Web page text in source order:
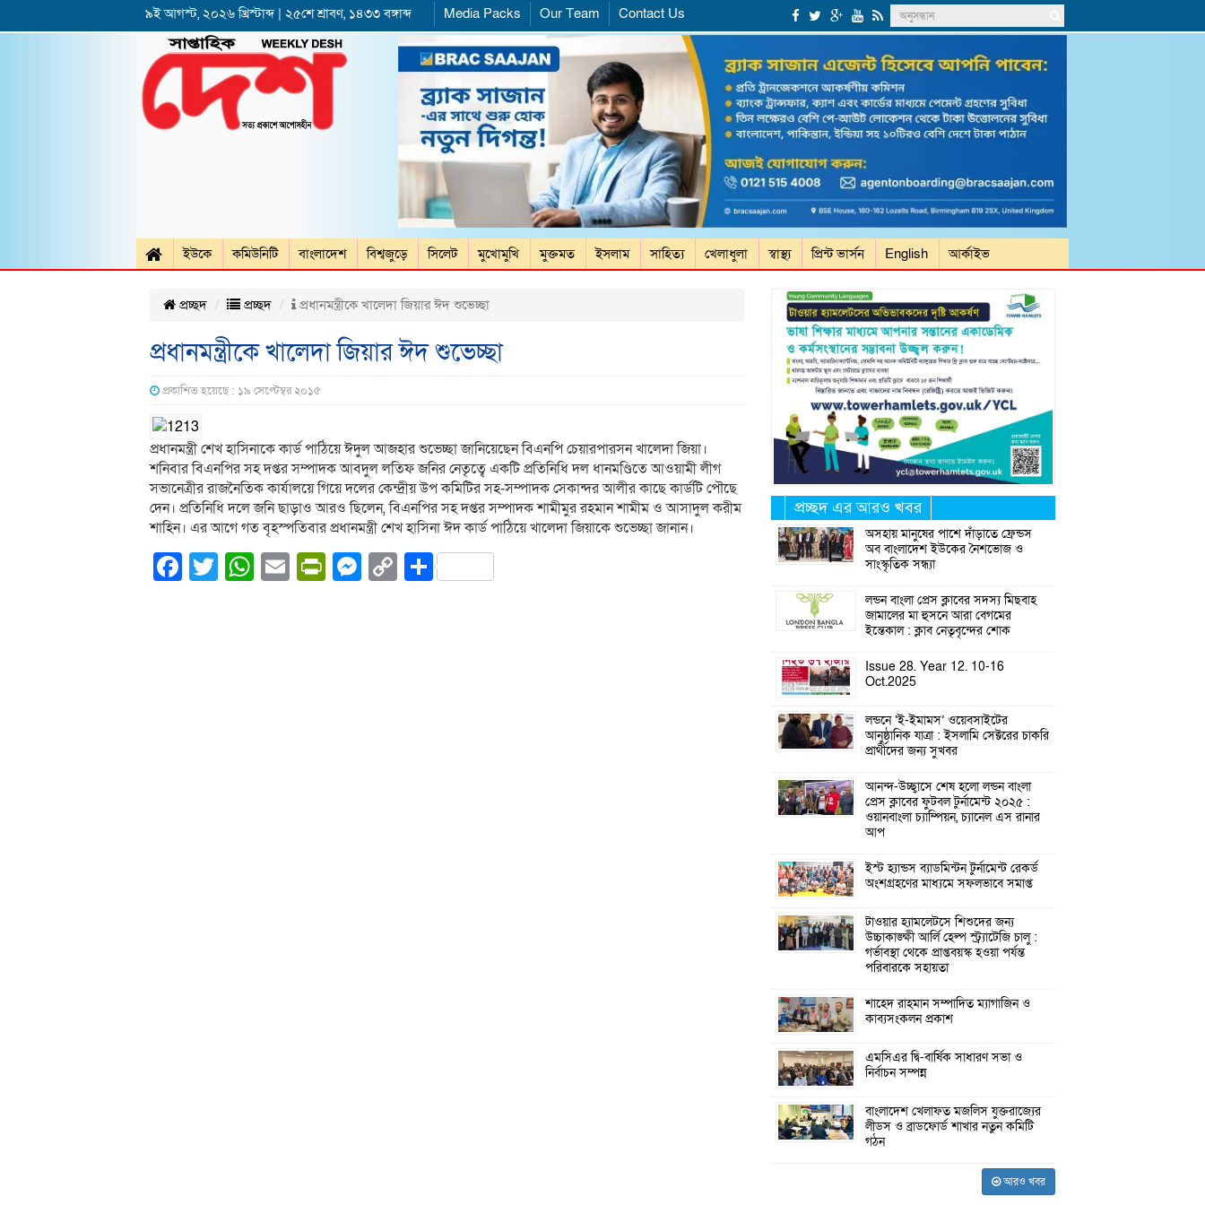
৯ই আগস্ট, ২০২৬ খ্রিস্টাব্দ | ২৫শে শ্রাবণ, ১৪৩৩ বঙ্গাব্দ Media Packs Our Team Contact Us
ইউকে কমিউনিটি বাংলাদেশ বিশ্বজুড়ে সিলেট মুখোমুখি মুক্তমত ইসলাম সাহিত্য খেলাধুলা স্বাস্থ্য প্রিন্ট ভার্সন English আর্কাইভ
প্রচ্ছদ প্রচ্ছদ প্রধানমন্ত্রীকে খালেদা জিয়ার ঈদ শুভেচ্ছা
প্রধানমন্ত্রীকে খালেদা জিয়ার ঈদ শুভেচ্ছা
প্রকাশিত হয়েছে : ১৯ সেপ্টেম্বর ২০১৫
প্রধানমন্ত্রী শেখ হাসিনাকে কার্ড পাঠিয়ে ঈদুল আজহার শুভেচ্ছা জানিয়েছেন বিএনপি চেয়ারপারসন খালেদা জিয়া।
শনিবার বিএনপির সহ দপ্তর সম্পাদক আবদুল লতিফ জনির নেতৃত্বে একটি প্রতিনিধি দল ধানমণ্ডিতে আওয়ামী লীগ
সভানেত্রীর রাজনৈতিক কার্যালয়ে গিয়ে দলের কেন্দ্রীয় উপ কমিটির সহ-সম্পাদক সেকান্দর আলীর কাছে কার্ডটি পৌছে
দেন। প্রতিনিধি দলে জনি ছাড়াও আরও ছিলেন, বিএনপির সহ দপ্তর সম্পাদক শামীমুর রহমান শামীম ও আসাদুল করীম
শাহিন। এর আগে গত বৃহস্পতিবার প্রধানমন্ত্রী শেখ হাসিনা ঈদ কার্ড পাঠিয়ে খালেদা জিয়াকে শুভেচ্ছা জানান।
Facebook
Twitter
WhatsApp
EmailPrintFriendly
Messenger
CopyShare
প্রচ্ছদ এর আরও খবর
অসহায় মানুষের পাশে দাঁড়াতে ফ্রেন্ডস
অব বাংলাদেশ ইউকের নৈশভোজ ও
সাংস্কৃতিক সন্ধ্যা
লন্ডন বাংলা প্রেস ক্লাবের সদস্য মিছবাহ
জামালের মা হুসনে আরা বেগমের
ইন্তেকাল : ক্লাব নেতৃবৃন্দের শোক
Issue 28. Year 12. 10-16
Oct.2025
লন্ডনে ‘ই-ইমামস’ ওয়েবসাইটের
আনুষ্ঠানিক যাত্রা : ইসলামি সেক্টরের চাকরি
প্রার্থীদের জন্য সুখবর
আনন্দ-উচ্ছ্বাসে শেষ হলো লন্ডন বাংলা
প্রেস ক্লাবের ফুটবল টুর্নামেন্ট ২০২৫ :
ওয়ানবাংলা চ্যাম্পিয়ন, চ্যানেল এস রানার
আপ
ইস্ট হ্যান্ডস ব্যাডমিন্টন টুর্নামেন্ট রেকর্ড
অংশগ্রহণের মাধ্যমে সফলভাবে সমাপ্ত
টাওয়ার হ্যামলেটসে শিশুদের জন্য
উচ্চাকাঙ্ক্ষী আর্লি হেল্প স্ট্র্যাটেজি চালু :
গর্ভাবস্থা থেকে প্রাপ্তবয়স্ক হওয়া পর্যন্ত
পরিবারকে সহায়তা
শাহেদ রাহমান সম্পাদিত ম্যাগাজিন ও
কাব্যসংকলন প্রকাশ
এমসিএর দ্বি-বার্ষিক সাধারণ সভা ও
নির্বাচন সম্পন্ন
বাংলাদেশ খেলাফত মজলিস যুক্তরাজ্যের
লীডস ও ব্রাডফোর্ড শাখার নতুন কমিটি
গঠন
আরও খবর